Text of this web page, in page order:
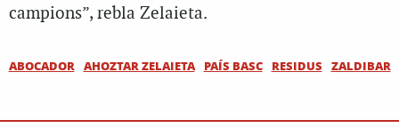
campions”, rebla Zelaieta.
ABOCADOR AHOZTAR ZELAIETA PAÍS BASC RESIDUS ZALDIBAR